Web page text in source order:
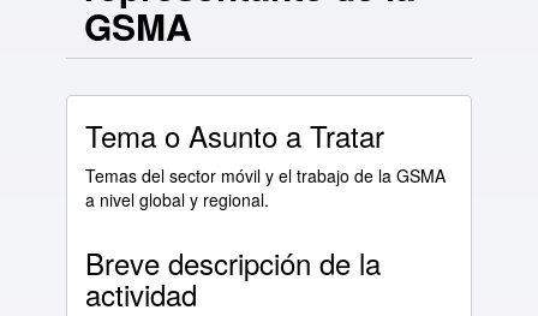
GSMA
Tema o Asunto a Tratar
Temas del sector móvil y el trabajo de la GSMA
a nivel global y regional.
Breve descripción de la
actividad